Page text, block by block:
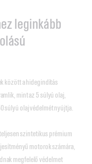
leginkább
között a hidegindítás
mint az 5 súlyú olaj,
súlyú olaj védelmét nyújtja.
szintetikus prémium
motorok számára,
megfelelő védelmet